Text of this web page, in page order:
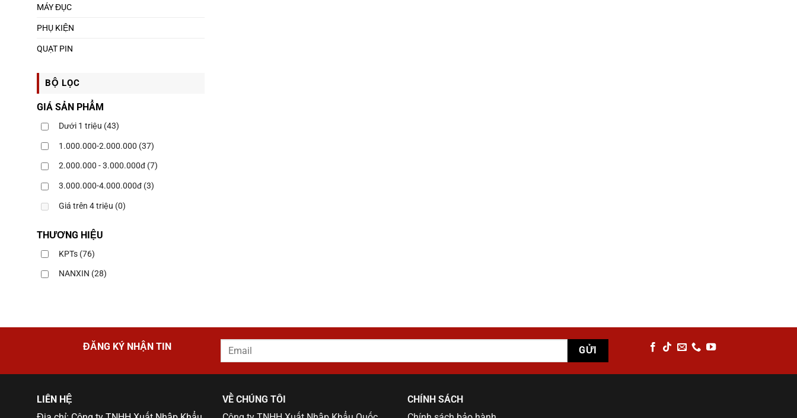
MÁY ĐỤC
PHỤ KIỆN
QUẠT PIN
BỘ LỌC
GIÁ SẢN PHẨM
Dưới 1 triệu (43)
1.000.000-2.000.000 (37)
2.000.000 - 3.000.000đ (7)
3.000.000-4.000.000đ (3)
Giá trên 4 triệu (0)
THƯƠNG HIỆU
KPTs (76)
NANXIN (28)
ĐĂNG KÝ NHẬN TIN
LIÊN HỆ
VỀ CHÚNG TÔI
CHÍNH SÁCH